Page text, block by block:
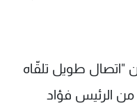
طويل تلقّاه
الرئيس فؤاد